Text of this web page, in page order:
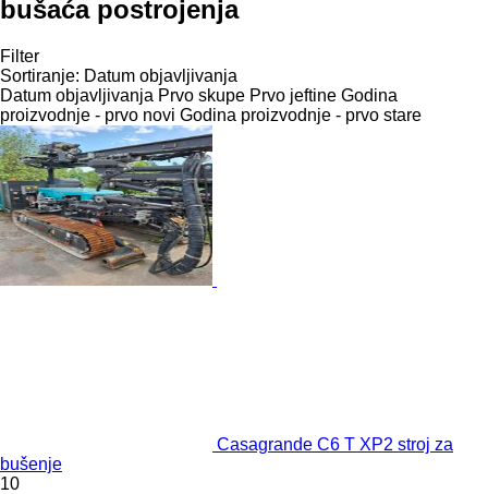
bušaća postrojenja
Filter
Sortiranje: Datum objavljivanja
Datum objavljivanja Prvo skupe Prvo jeftine Godina
proizvodnje - prvo novi Godina proizvodnje - prvo stare
Casagrande C6 T XP2 stroj za
bušenje
10